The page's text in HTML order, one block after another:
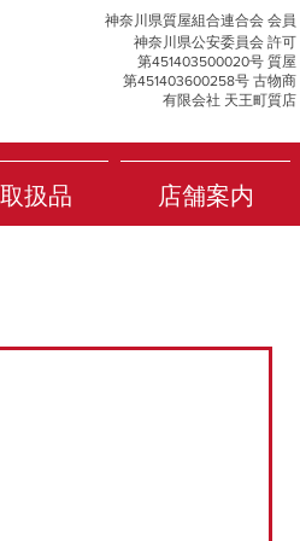
神奈川県質屋組合連合会 会員
神奈川県公安委員会 許可
第451403500020号 質屋
第451403600258号 古物商
有限会社 天王町質店
扱品 店舗案内